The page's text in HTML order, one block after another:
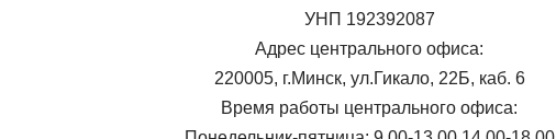
УНП 192392087
Адрес центрального офиса:
220005, г.Минск, ул.Гикало, 22Б, каб. 6
Время работы центрального офиса: